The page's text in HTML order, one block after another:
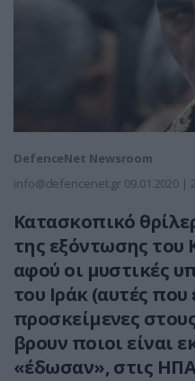
DefenceNet Newsroom
info@defencenet.gr 09.01.2020 |
Κατασκοπικό
της εξόντωσης του
αφού οι μυστικές
του Ιράκ (αυτές που
προσκείμενες
βρουν ποιοι είναι
«έδωσαν», στις